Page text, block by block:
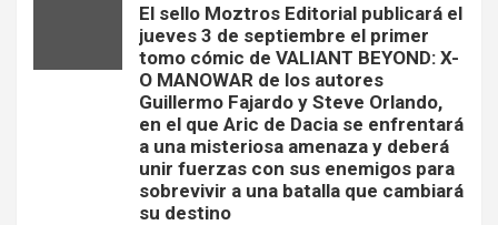
El sello Moztros Editorial publicará el
jueves 3 de septiembre el primer
tomo cómic de VALIANT BEYOND: X-
O MANOWAR de los autores
Guillermo Fajardo y Steve Orlando,
en el que Aric de Dacia se enfrentará
a una misteriosa amenaza y deberá
unir fuerzas con sus enemigos para
sobrevivir a una batalla que cambiará
su destino